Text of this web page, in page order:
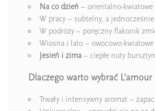
Na co dzień – orientalno-
W pracy – subtelny, a
W podróży – poręczny flakonik
Wiosna i lato – owocowo-kwiatowe
Jesień i zima – ciepłe nuty
Dlaczego warto wybrać L'amour
Trwały i intensywny aromat –